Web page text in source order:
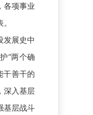
各项事业
发展史中
“两个确
干善干的
深入基层
基层战斗